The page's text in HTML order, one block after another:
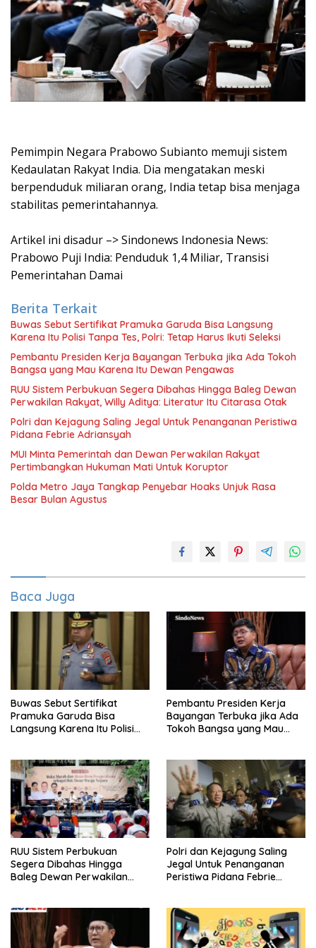
Pemimpin Negara Prabowo Subianto memuji sistem
Kedaulatan Rakyat India. Dia mengatakan meski
berpenduduk miliaran orang, India tetap bisa menjaga
stabilitas pemerintahannya.
Artikel ini disadur –> Sindonews Indonesia News:
Prabowo Puji India: Penduduk 1,4 Miliar, Transisi
Pemerintahan Damai
Berita Terkait
Buwas Sebut Sertifikat Pramuka Garuda Bisa Langsung
Karena Itu Polisi Tanpa Tes, Polri: Tetap Harus Ikuti Seleksi
Pembantu Presiden Kerja Bayangan Terbuka jika Ada Tokoh
Bangsa yang Mau Karena Itu Dewan Pengawas
RUU Sistem Perbukuan Segera Dibahas Hingga Baleg Dewan
Perwakilan Rakyat, Willy Aditya: Literatur Itu Citarasa Otak
Polri dan Kejagung Saling Jegal Untuk Penanganan Peristiwa
Pidana Febrie Adriansyah
MUI Minta Pemerintah dan Dewan Perwakilan Rakyat
Pertimbangkan Hukuman Mati Untuk Koruptor
Polda Metro Jaya Tangkap Penyebar Hoaks Unjuk Rasa
Besar Bulan Agustus
Baca Juga
Buwas Sebut Sertifikat
Pramuka Garuda Bisa
Langsung Karena Itu Polisi
Pembantu Presiden Kerja
Bayangan Terbuka jika Ada
Tokoh Bangsa yang Mau
RUU Sistem Perbukuan
Segera Dibahas Hingga
Baleg Dewan Perwakilan
Polri dan Kejagung Saling
Jegal Untuk Penanganan
Peristiwa Pidana Febrie